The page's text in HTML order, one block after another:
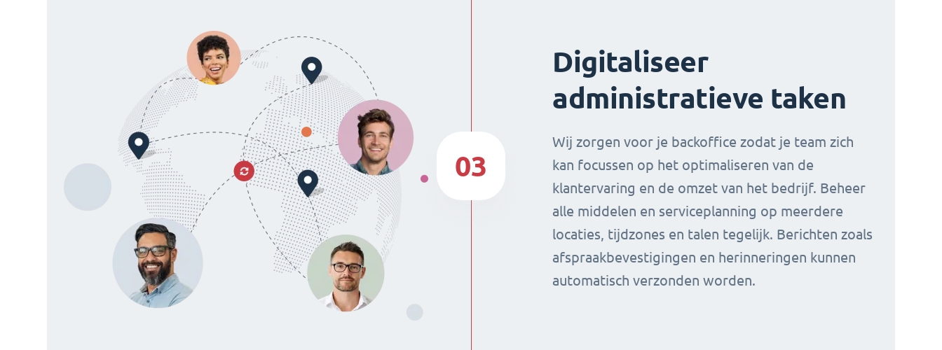
Digitaliseer
administratieve taken
Wij zorgen voor je backoffice zodat je team zich
kan focussen op het optimaliseren van de
klantervaring en de omzet van het bedrijf. Beheer
alle middelen en serviceplanning op meerdere
locaties, tijdzones en talen tegelijk. Berichten zoals
afspraakbevestigingen en herinneringen kunnen
automatisch verzonden worden.
03